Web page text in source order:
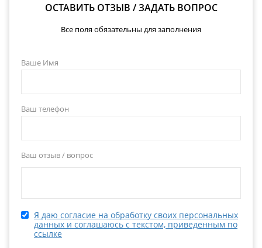
ОСТАВИТЬ ОТЗЫВ / ЗАДАТЬ ВОПРОС
Все поля обязательны для заполнения
Ваше Имя
Ваш телефон
Ваш отзыв / вопрос
Я даю согласие на обработку своих персональных
данных и соглашаюсь с текстом, приведенным по
ссылке